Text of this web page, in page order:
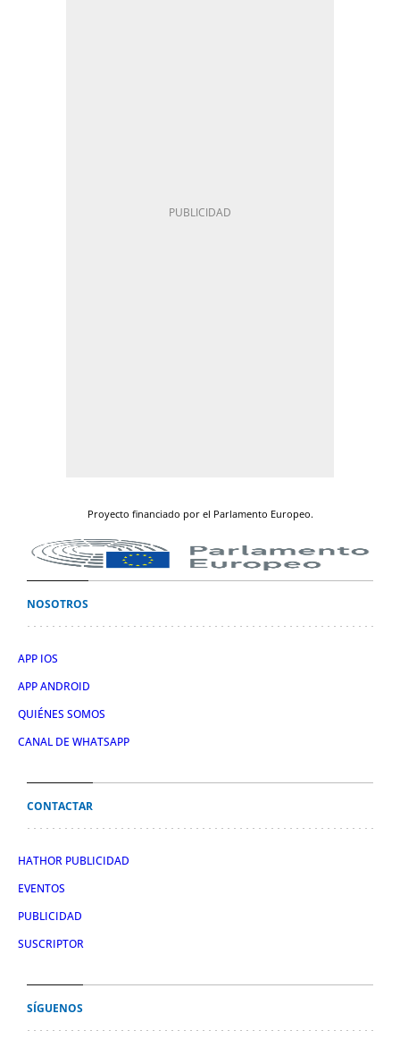
Proyecto financiado por el Parlamento Europeo.
NOSOTROS
APP IOS
APP ANDROID
QUIÉNES SOMOS
CANAL DE WHATSAPP
CONTACTAR
HATHOR PUBLICIDAD
EVENTOS
PUBLICIDAD
SUSCRIPTOR
SÍGUENOS